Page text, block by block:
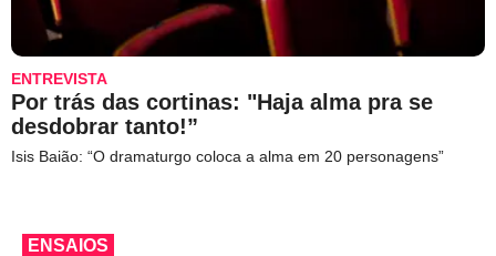
ENTREVISTA
Por trás das cortinas: "Haja alma pra se
desdobrar tanto!”
Isis Baião: “O dramaturgo coloca a alma em 20 personagens”
ENSAIOS